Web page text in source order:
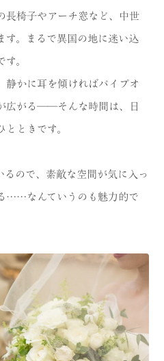
長椅子やアーチ窓など、中世
す。まるで異国の地に迷い込
。
静かに耳を傾ければパイプオ
広がる──そんな時間は、日
ときです。
るので、素敵な空間が気に入っ
……なんていうのも魅力的で